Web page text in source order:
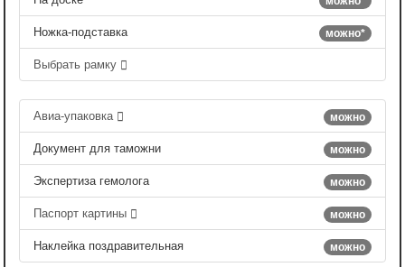
можно*
Ножка-подставка
Выбрать рамку
можно
Авиа-упаковка
можно
Документ для таможни
можно
Экспертиза гемолога
можно
Паспорт картины
можно
Наклейка поздравительная